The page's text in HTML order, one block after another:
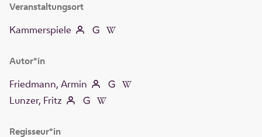
Autor*in
Friedmann, Armin
Lunzer, Fritz
Regisseur*in
Veranstaltungsort
Kammerspiele